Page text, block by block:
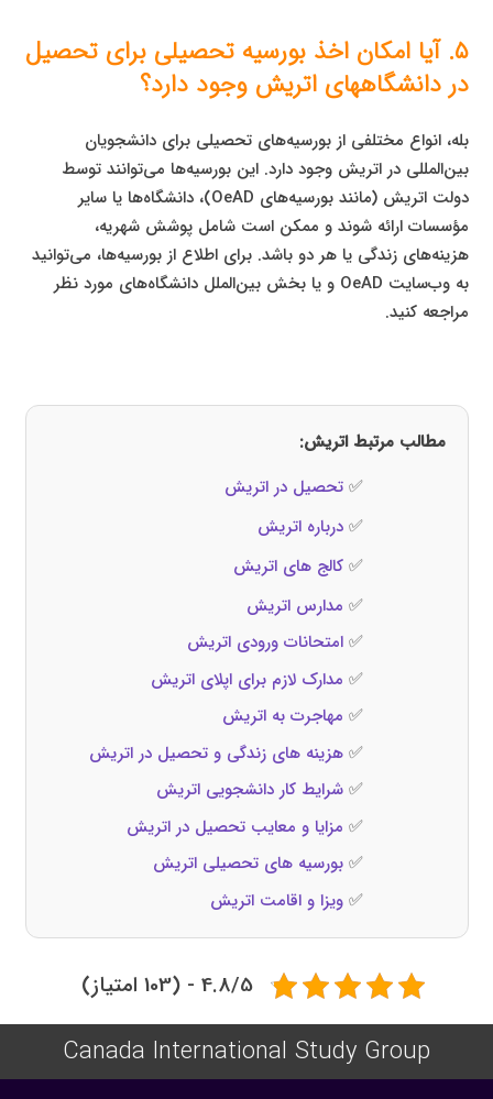
۵. آیا امکان اخذ بورسیه تحصیلی برای تحصیل
در دانشگاههای اتریش وجود دارد؟
بله، انواع مختلفی از بورسیه‌های تحصیلی برای دانشجویان
بین‌المللی در اتریش وجود دارد. این بورسیه‌ها می‌توانند توسط
دولت اتریش (مانند بورسیه‌های OeAD)، دانشگاه‌ها یا سایر
مؤسسات ارائه شوند و ممکن است شامل پوشش شهریه،
هزینه‌های زندگی یا هر دو باشد. برای اطلاع از بورسیه‌ها، می‌توانید
به وب‌سایت OeAD و یا بخش بین‌الملل دانشگاه‌های مورد نظر
مراجعه کنید.
مطالب مرتبط اتریش:
✅تحصیل در اتریش
✅درباره اتریش
✅کالج‌ های اتریش
✅ مدارس اتریش
✅امتحانات ورودی اتریش
✅ مدارک لازم برای اپلای اتریش
✅ مهاجرت به اتریش
✅هزینه‌ های زندگی و تحصیل در اتریش
✅شرایط کار دانشجویی اتریش
✅ مزایا و معایب تحصیل در اتریش
✅بورسیه‌ های تحصیلی اتریش
✅ویزا و اقامت اتریش
4.8/5 - (103 امتیاز)
Canada International Study Group